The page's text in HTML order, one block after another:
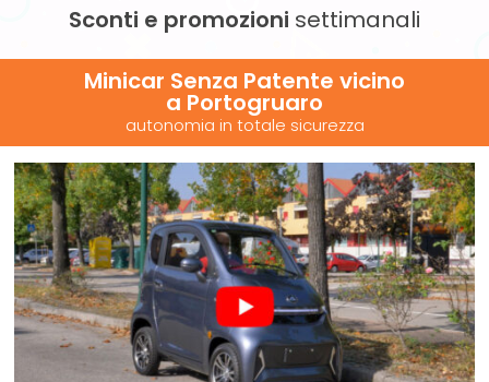
Sconti e promozioni settimanali
Minicar Senza Patente vicino
a Portogruaro
autonomia in totale sicurezza